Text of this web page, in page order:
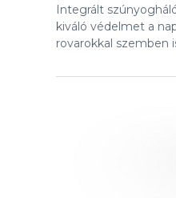
Integrált
kiváló védelmet a
rovarokkal szemben